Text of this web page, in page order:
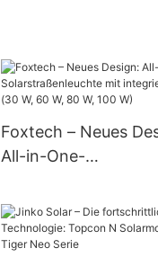
Foxtech – Neues
All-in-One-
integrierter LED (30
W, 80 W, 100 W)